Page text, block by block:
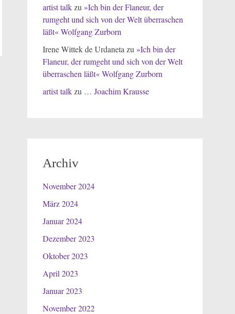
artist talkzu »Ich bin der Flaneur, der
rumgeht und sich von der Welt überraschen
läßt« Wolfgang Zurborn
Irene Wittek de Urdaneta zu »Ich bin der
Flaneur, der rumgeht und sich von der Welt
überraschen läßt« Wolfgang Zurborn
artist talkzu … Joachim Krausse
Archiv
November 2024
März 2024
Januar 2024
Dezember 2023
Oktober 2023
April 2023
Januar 2023
November 2022